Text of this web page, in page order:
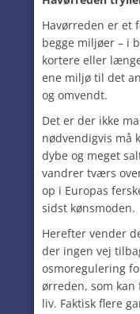
Havørreden er et
begge miljøer – i
kortere eller
ene miljø til det
og omvendt.
Det er der ikke
nødvendigvis må
dybe og meget
vandrer tværs
op i Europas
sidst kønsmoden.
Herefter vender
der ingen vej
osmoregulering
ørreden, som
liv. Faktisk flere